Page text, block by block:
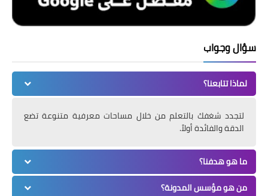
سؤال وجواب
لماذا تتابعنا؟
لتجدد شغفك بالتعلم من خلال مساحات معرفية متنوعة تضع
الدقة والفائدة أولاً.
ما هو هدفنا؟
من هو مؤسس المدونة؟